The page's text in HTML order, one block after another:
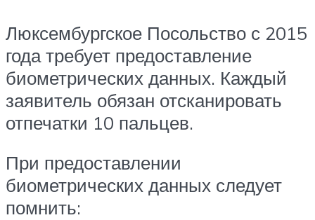
Люксембургское Посольство с 2015
года требует предоставление
биометрических данных. Каждый
заявитель обязан отсканировать
отпечатки 10 пальцев.
При предоставлении
биометрических данных следует
помнить: